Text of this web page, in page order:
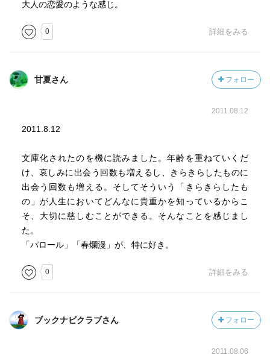
大人の恋愛のような感じ。
0 詳細をみる
甘夏さん フォロー
2011.08.12
2011.8.12
文庫化されたのを機に読みました。年齢を重ねていくだ
け、哀しみに出会う回数も増えるし、きらきらしたものに
出会う回数も増える。そしてそういう「きらきらしたも
の」が人生においてどんなに貴重かを知っているからこ
そ、大切に慈しむことができる。そんなことを感じまし
た。
「パロール」「春爛漫」が、特に好き。
0 詳細をみる
ブックナビクラブさん フォロー
2011.08.06